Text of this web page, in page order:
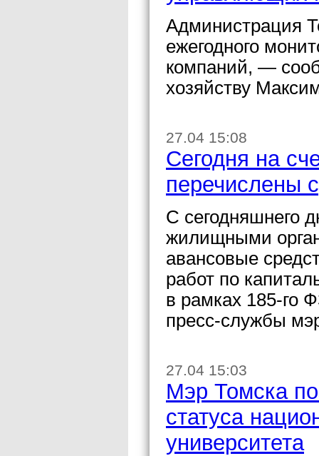
Администрация
ежегодного
компаний, —
хозяйству
27.04 15:08
Сегодня на
перечислены
С сегодняшнего
жилищными
авансовые
работ по
в рамках 185-го
пресс-службы
27.04 15:03
Мэр Томска
статуса
университета